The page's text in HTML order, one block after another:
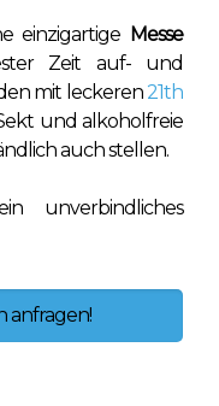
einzigartige Messe
Zeit auf- und
mit leckeren 21th
und alkoholfreie
auch stellen.
unverbindliches
anfragen!